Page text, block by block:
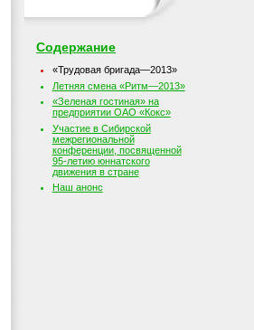
Содержание
«Трудовая бригада—2013»
Летняя смена «Ритм—2013»
«Зеленая гостиная» на
предприятии ОАО «Кокс»
Участие в Сибирской
межрегиональной
конференции, посвященной
95-летию юннатского
движения в стране
Наш анонс